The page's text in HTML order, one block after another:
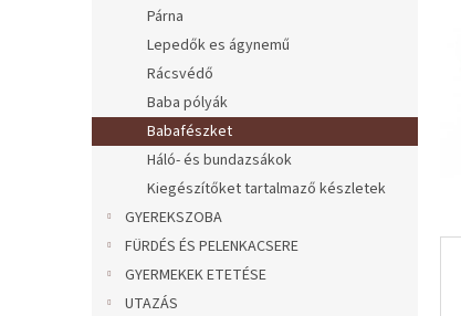
Párna
Lepedők es ágynemű
Rácsvédő
Baba pólyák
Babafészket
Háló- és bundazsákok
Kiegészítőket tartalmaző készletek
GYEREKSZOBA
FÜRDÉS ÉS PELENKACSERE
GYERMEKEK ETETÉSE
UTAZÁS